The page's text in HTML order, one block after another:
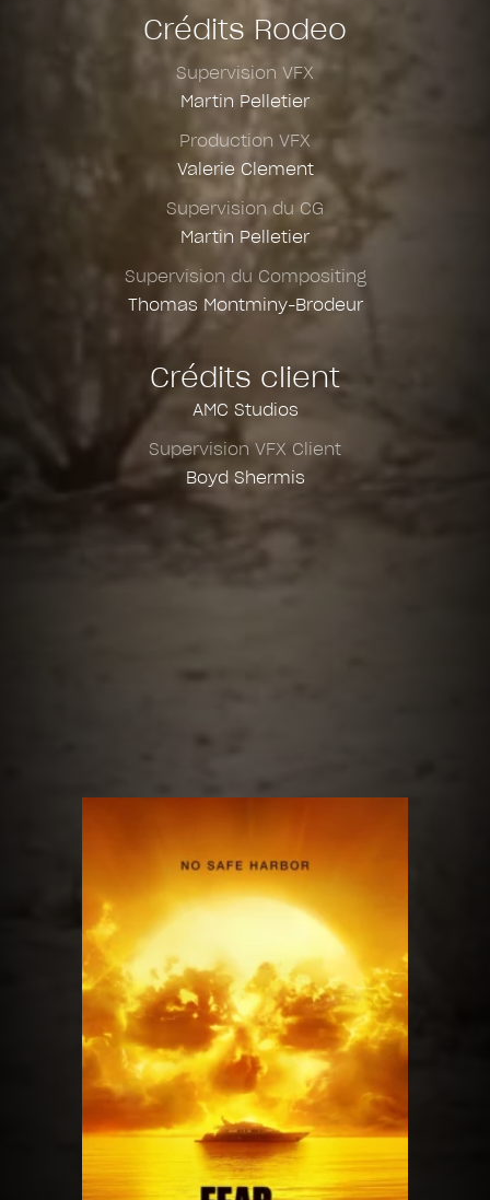
Crédits Rodeo
Supervision VFX
Martin Pelletier
Production VFX
Valerie Clement
Supervision du CG
Martin Pelletier
Supervision du Compositing
Thomas Montminy-Brodeur
Crédits client
AMC Studios
Supervision VFX Client
Boyd Shermis